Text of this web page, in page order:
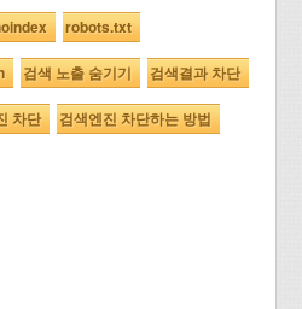
robots.txt
검색 노출 숨기기 검색결과 차단
차단 검색엔진 차단하는 방법